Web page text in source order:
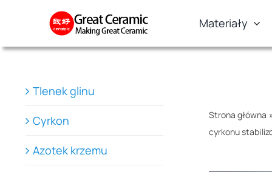
Materiały
Strona główna
cyrkonu
Tlenek glinu
Cyrkon
Azotek krzemu